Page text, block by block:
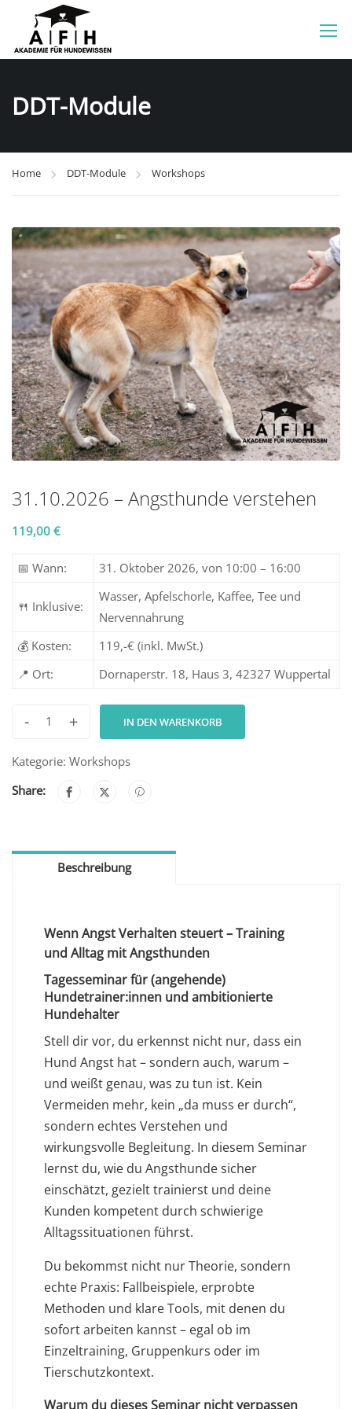
DDT-Module
Home DDT-Module Workshops
31.10.2026 – Angsthunde verstehen​
119,00 €
📅 Wann: 31. Oktober 2026, von 10:00 – 16:00
🍴 Inklusive:
Wasser, Apfelschorle, Kaffee, Tee und
Nervennahrung
💰 Kosten:
119,-€ (inkl. MwSt.)
📍 Ort:
Dornaperstr. 18, Haus 3, 42327 Wuppertal
- + IN DEN WARENKORB
Kategorie: Workshops
Share:
Beschreibung
Wenn Angst Verhalten steuert – Training
und Alltag mit Angsthunden
Tagesseminar für (angehende)
Hundetrainer:innen und ambitionierte
Hundehalter
Stell dir vor, du erkennst nicht nur, dass ein
Hund Angst hat – sondern auch, warum –
und weißt genau, was zu tun ist. Kein
Vermeiden mehr, kein „da muss er durch“,
sondern echtes Verstehen und
wirkungsvolle Begleitung. In diesem Seminar
lernst du, wie du Angsthunde sicher
einschätzt, gezielt trainierst und deine
Kunden kompetent durch schwierige
Alltagssituationen führst.
Du bekommst nicht nur Theorie, sondern
echte Praxis: Fallbeispiele, erprobte
Methoden und klare Tools, mit denen du
sofort arbeiten kannst – egal ob im
Einzeltraining, Gruppenkurs oder im
Tierschutzkontext.
Warum du dieses Seminar nicht verpassen